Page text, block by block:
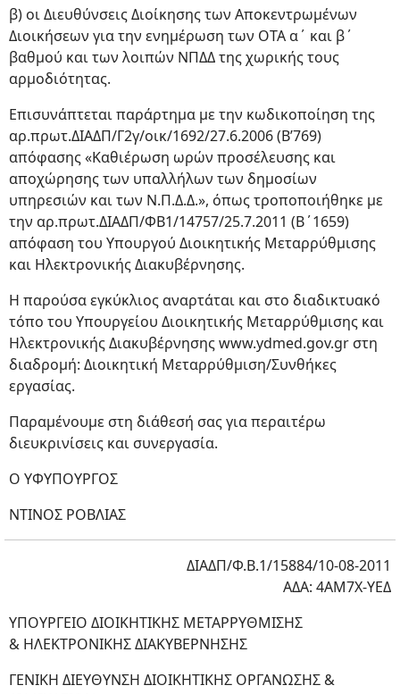
β) οι Διευθύνσεις Διοίκησης των Αποκεντρωμένων
Διοικήσεων για την ενημέρωση των ΟΤΑ α΄ και β΄
βαθμού και των λοιπών ΝΠΔΔ της χωρικής τους
αρμοδιότητας.
Επισυνάπτεται παράρτημα με την κωδικοποίηση της
αρ.πρωτ.ΔΙΑΔΠ/Γ2γ/οικ/1692/27.6.2006 (Β’769)
απόφασης «Καθιέρωση ωρών προσέλευσης και
αποχώρησης των υπαλλήλων των δημοσίων
υπηρεσιών και των Ν.Π.Δ.Δ.», όπως τροποποιήθηκε με
την αρ.πρωτ.ΔΙΑΔΠ/ΦΒ1/14757/25.7.2011 (Β΄1659)
απόφαση του Υπουργού Διοικητικής Μεταρρύθμισης
και Ηλεκτρονικής Διακυβέρνησης.
Η παρούσα εγκύκλιος αναρτάται και στο διαδικτυακό
τόπο του Υπουργείου Διοικητικής Μεταρρύθμισης και
Ηλεκτρονικής Διακυβέρνησης www.ydmed.gov.gr στη
διαδρομή: Διοικητική Μεταρρύθμιση/Συνθήκες
εργασίας.
Παραμένουμε στη διάθεσή σας για περαιτέρω
διευκρινίσεις και συνεργασία.
Ο ΥΦΥΠΟΥΡΓΟΣ
ΝΤΙΝΟΣ ΡΟΒΛΙΑΣ
ΔΙΑΔΠ/Φ.Β.1/15884/10-08-2011
ΑΔΑ: 4ΑΜ7Χ-ΥΕΔ
ΥΠΟΥΡΓΕΙΟ ΔΙΟΙΚΗΤΙΚΗΣ ΜΕΤΑΡΡΥΘΜΙΣΗΣ
& ΗΛΕΚΤΡΟΝΙΚΗΣ ΔΙΑΚΥΒΕΡΝΗΣΗΣ
ΓΕΝΙΚΗ ΔΙΕΥΘΥΝΣΗ ΔΙΟΙΚΗΤΙΚΗΣ ΟΡΓΑΝΩΣΗΣ &